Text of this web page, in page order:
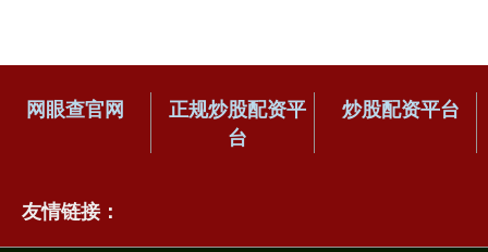
网眼查官网
正规炒股配资平
台
炒股配资平台
友情链接：